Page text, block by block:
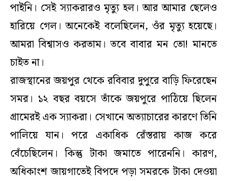
পাইনি। সেই স্যাকরারও মৃত্যু হল। আর আমার ছেলেও
হারিয়ে গেল। অনেকেই বলেছিলেন, ওঁর মৃত্যু হয়েছে।
আমরা বিশ্বাসও করতাম। তবে বাবার মন তো! মানতে
চাইত না।
রাজস্থানের জয়পুর থেকে রবিবার দুপুরে বাড়ি ফিরেছেন
সমর। ১২ বছর বয়সে তাঁকে জয়পুরে পাঠিয়ে ছিলেন
গ্রামেরই এক স্যাকরা। সেখানে অত্যাচারের কারণে তিনি
পালিয়ে যান। পরে একাধিক রেঁস্তরায় কাজ করে
বেঁচেছিলেন। কিন্তু টাকা জমাতে পারেননি। কারণ,
অধিকাংশ জায়গাতেই বিপদে পড়া সমরকে টাকা দেওয়া